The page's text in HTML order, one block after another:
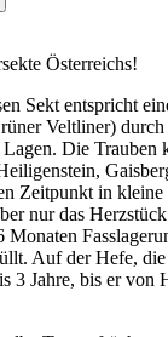
Österreichs!
Sekt entspricht
Veltliner) durch
Die Trauben
Zeitpunkt in kleine
nur das
Auf der Hefe,
3 Jahre, bis er von